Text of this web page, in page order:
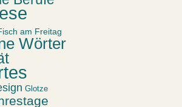
am Freitag
Wörter
Glotze